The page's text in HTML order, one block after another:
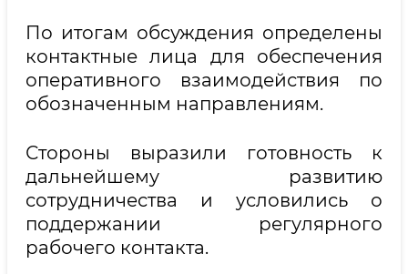
По итогам обсуждения определены
контактные лица для обеспечения
оперативного взаимодействия по
обозначенным направлениям.
Стороны выразили готовность к
дальнейшему развитию
сотрудничества и условились о
поддержании регулярного
рабочего контакта.